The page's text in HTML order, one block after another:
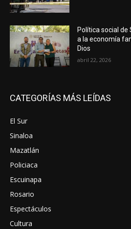
Política social
a la economía
Dios
abril 22, 2026
CATEGORÍAS MÁS LEÍDAS
El Sur
Sinaloa
Mazatlán
Policiaca
Escuinapa
Rosario
Espectáculos
Cultura